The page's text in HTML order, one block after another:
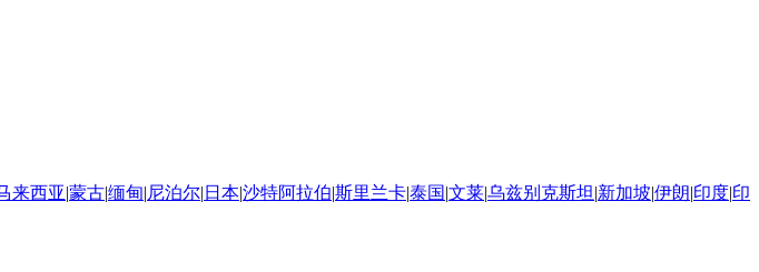
来西亚|蒙古|缅甸|尼泊尔| 日本|沙特阿拉伯|斯里兰卡|泰国|文莱|乌兹别克斯坦 |新加坡|伊朗|印度|印